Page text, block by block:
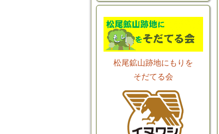
松尾鉱山跡地にもりを
そだてる会